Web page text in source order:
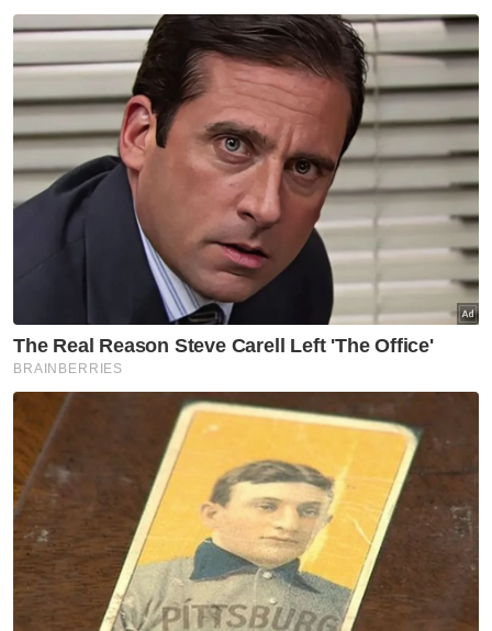
Berita Telus & Tulus menerusi E-Mel setiap
hari!
Kerajaan Negeri itu turut menuntut bayaran
ganti rugi dengan kos. Bagaimanapun, ia tidak
menyatakan jumlah spesifik tuntutan
terhadap Petronas.
Dalam saman itu, Kerajaan Negeri itu
menyebut bahawa dalam Perjanjian
Petroleum Kelantan yang dimeterai pada 9
Mei 1975, ia jelas tertera Petronas harus
membayar secara tunai lima peratus
daripada hasil minyak, sama ada daripada
usaha cari gali di kawasan pantai atau di